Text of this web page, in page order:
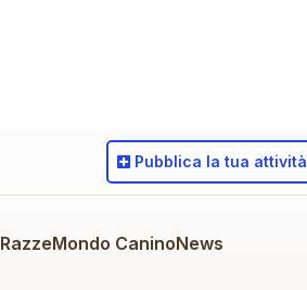
RazzeMondo CaninoNews
Pubblica la tua attività